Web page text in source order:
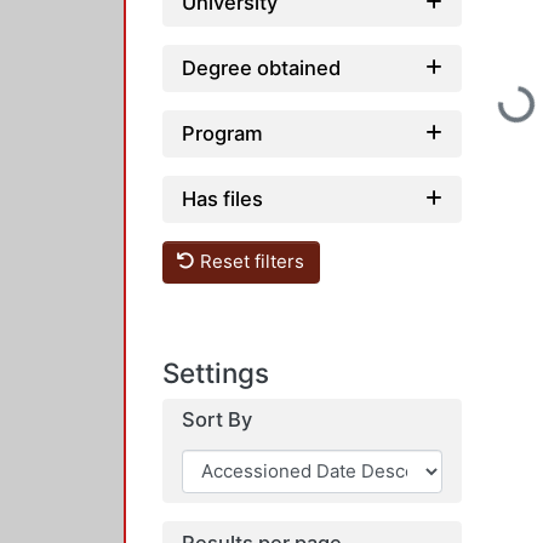
Degree obtained
Program
Has files
Reset filters
Settings
Sort By
Loading...